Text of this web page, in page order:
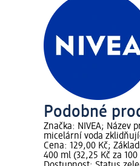
Podobné
Značka: NIVEA; Název
micelární voda
Cena: 129,00 Kč;
400 ml (32,25 Kč za 100